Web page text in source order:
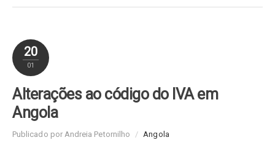
20
01
Alterações ao código do IVA em
Angola
Publicado por Andreia Petornilho / Angola